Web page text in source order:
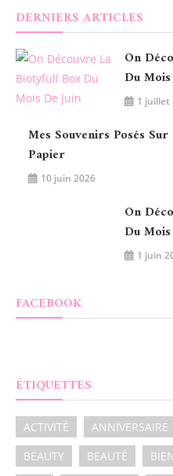
DERNIERS ARTICLES
On
Du
1 juillet
Mes Souvenirs Posés Sur
Papier
10 juin 2026
On
Du
1 juin
FACEBOOK
ÉTIQUETTES
ACTIVITÉ ANNIVERSAIRE
BEAUTY
BEAUTÉ